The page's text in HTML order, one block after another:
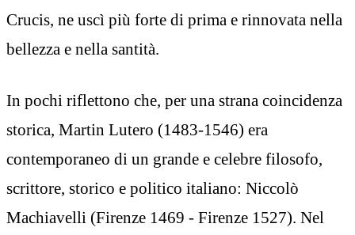
Crucis, ne uscì più forte di prima e rinnovata nella
bellezza e nella santità.
In pochi riflettono che, per una strana coincidenza
storica, Martin Lutero (1483-1546) era
contemporaneo di un grande e celebre filosofo,
scrittore, storico e politico italiano: Niccolò
Machiavelli (Firenze 1469 - Firenze 1527). Nel